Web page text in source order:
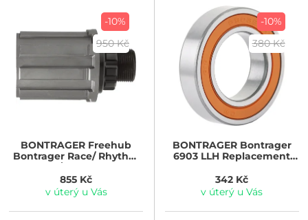
-10%
950 Kč
BONTRAGER Freehub
Bontrager Race/ Rhythm
Comp/Duster Elite,
9/10rychlost -prumyslová
lož
855 Kč
v úterý u Vás
-10%
380 Kč
BONTRAGERBontrager
6903 LLH Replacement
342 Kč
v úterý u Vás